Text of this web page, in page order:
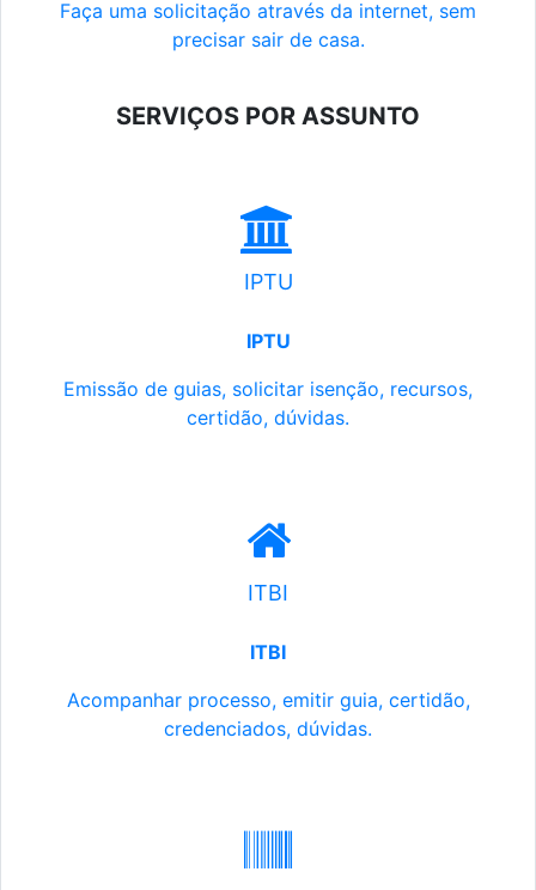
Faça uma solicitação através da internet, sem
precisar sair de casa.
SERVIÇOS POR ASSUNTO
IPTU
IPTU
Emissão de guias, solicitar isenção, recursos,
certidão, dúvidas.
ITBI
ITBI
Acompanhar processo, emitir guia, certidão,
credenciados, dúvidas.